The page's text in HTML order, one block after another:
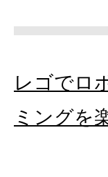
レゴでロ
ミングを